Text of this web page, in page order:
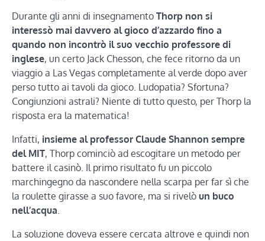
Durante gli anni di insegnamento Thorp non si
interessò mai davvero al gioco d’azzardo fino a
quando non incontrò il suo vecchio professore di
inglese, un certo Jack Chesson, che fece ritorno da un
viaggio a Las Vegas completamente al verde dopo aver
perso tutto ai tavoli da gioco. Ludopatia? Sfortuna?
Congiunzioni astrali? Niente di tutto questo, per Thorp la
risposta era la matematica!
Infatti, insieme al professor Claude Shannon sempre
del MIT, Thorp cominciò ad escogitare un metodo per
battere il casinò. Il primo risultato fu un piccolo
marchingegno da nascondere nella scarpa per far sì che
la roulette girasse a suo favore, ma si rivelò un buco
nell’acqua.
La soluzione doveva essere cercata altrove e quindi non